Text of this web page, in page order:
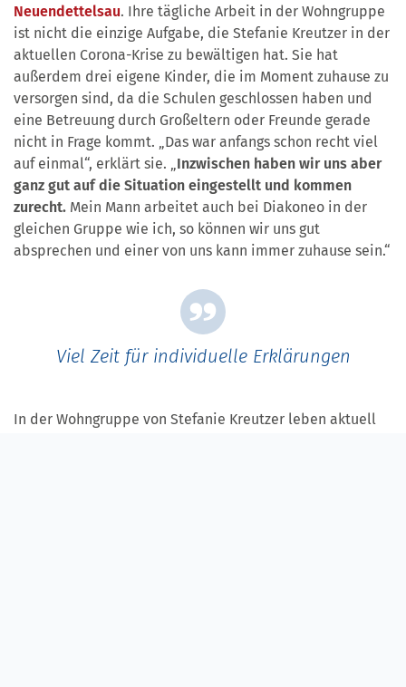
Neuendettelsau. Ihre tägliche Arbeit in der Wohngruppe
ist nicht die einzige Aufgabe, die Stefanie Kreutzer in der
aktuellen Corona-Krise zu bewältigen hat. Sie hat
außerdem drei eigene Kinder, die im Moment zuhause zu
versorgen sind, da die Schulen geschlossen haben und
eine Betreuung durch Großeltern oder Freunde gerade
nicht in Frage kommt. „Das war anfangs schon recht viel
auf einmal“, erklärt sie. „Inzwischen haben wir uns aber
ganz gut auf die Situation eingestellt und kommen
zurecht. Mein Mann arbeitet auch bei Diakoneo in der
gleichen Gruppe wie ich, so können wir uns gut
absprechen und einer von uns kann immer zuhause sein.“
Viel Zeit für individuelle Erklärungen
In der Wohngruppe von Stefanie Kreutzer leben aktuell